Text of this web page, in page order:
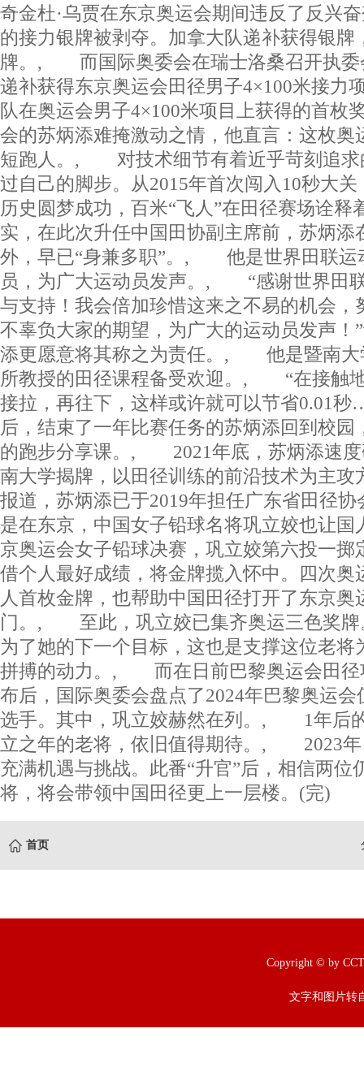
奇金杜·乌贾在东京奥运会期间违反了反兴
的接力银牌被剥夺。加拿大队递补获得银牌
牌。, 而国际奥委会在瑞士洛桑召开执委
递补获得东京奥运会田径男子4×100米接力
队在奥运会男子4×100米项目上获得的首
会的苏炳添难掩激动之情，他直言：这枚奥
短跑人。, 对技术细节有着近乎苛刻追求
过自己的脚步。从2015年首次闯入10秒大
历史圆梦成功，百米“飞人”在田径赛场
实，在此次升任中国田协副主席前，苏炳添
外，早已“身兼多职”。, 他是世界田联运
员，为广大运动员发声。, “感谢世界田
与支持！我会倍加珍惜这来之不易的机会，
不辜负大家的期望，为广大的运动员发声！
添更愿意将其称之为责任。, 他是暨南大
所教授的田径课程备受欢迎。, “在接触
接拉，再往下，这样或许就可以节省0.01
后，结束了一年比赛任务的苏炳添回到校园
的跑步分享课。, 2021年底，苏炳添速度
南大学揭牌，以田径训练的前沿技术为
报道，苏炳添已于2019年担任广东省田
是在东京，中国女子铅球名将巩立姣也
京奥运会女子铅球决赛，巩立姣第六投一掷
借个人最好成绩，将金牌揽入怀中。四次奥
人首枚金牌，也帮助中国田径打开了东京奥
门。, 至此，巩立姣已集齐奥运三色奖牌
为了她的下一个目标，这也是支撑这位老将
拼搏的动力。, 而在日前巴黎奥运会田径
布后，国际奥委会盘点了2024年巴黎奥运
选手。其中，巩立姣赫然在列。, 1年后
立之年的老将，依旧值得期待。, 2023年
充满机遇与挑战。此番“升官”后，相信两位
将，将会带领中国田径更上一层楼。(完)
首页
Copyright © by
文字和图片转